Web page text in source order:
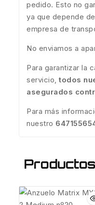
pedido. Esto no
ya que depende
empresa de
No enviamos a
Para garantizar la
servicio,todos
asegurados
Para más
nuestro